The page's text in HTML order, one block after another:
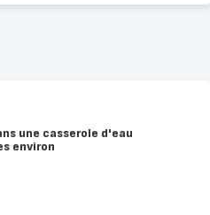
une casserole d'eau
environ